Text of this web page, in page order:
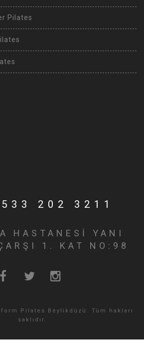
Pilates
202 3211
HASTANESİ YANI
1. KAT NO:98
Pilates Beylikdüzü. Tüm hakları
saklıdır.